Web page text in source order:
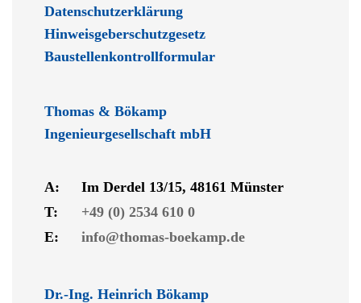
Datenschutzerklärung
Hinweisgeberschutzgesetz
Baustellenkontrollformular
Thomas & Bökamp
Ingenieurgesellschaft mbH
A:
Im Derdel 13/15, 48161 Münster
T:
+49 (0) 2534 610 0
E:
info@thomas-boekamp.de
Dr.-Ing. Heinrich Bökamp